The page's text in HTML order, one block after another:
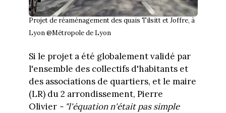
Projet de réaménagement des quais Tilsitt et Joffre, à
Lyon @Métropole de Lyon
Si le projet a été globalement validé par
l'ensemble des collectifs d'habitants et
des associations de quartiers, et le maire
(LR) du 2 arrondissement, Pierre
Olivier - "l'équation n'était pas simple